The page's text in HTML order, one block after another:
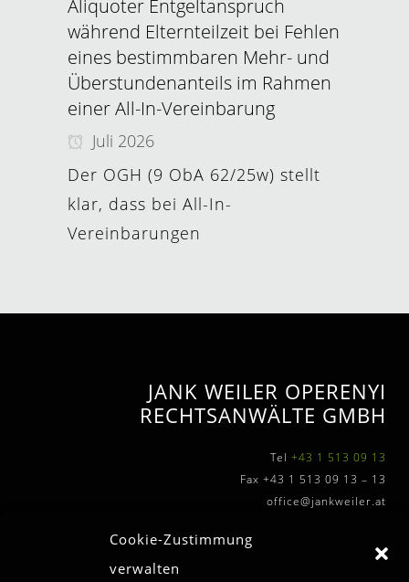
Cookie-Zustimmung
verwalten
Aliquoter Entgeltanspruch
während Elternteilzeit bei Fehlen
eines bestimmbaren Mehr- und
Überstundenanteils im Rahmen
einer All-In-Vereinbarung
Juli 2026
Der OGH (9 ObA 62/25w) stellt
klar, dass bei All-In-
Vereinbarungen
JANK WEILER OPERENYI
RECHTSANWÄLTE GMBH
Tel +43 1 513 09 13
Fax +43 1 513 09 13 – 13
office@jankweiler.at